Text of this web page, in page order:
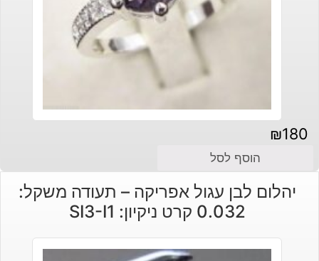
₪180
הוסף לסל
יהלום לבן עגול אפריקה – תעודה משקל:
0.032 קרט ניקיון: SI3-I1